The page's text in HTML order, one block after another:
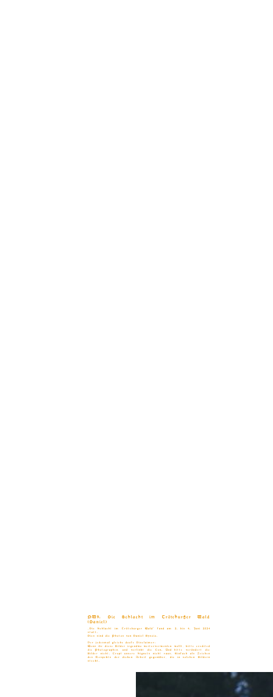
PW9: Die Schlacht im Tröteburger Wald
(Daniel)
„Die Schlacht im Tröteburger Wald“ fand am 2. bis 4. Juni 2024
statt.
Dies sind die Photos von Daniel Byszio.
Der jedesmal gleiche doofe Disclaimer:
Wenn ihr diese Bilder irgendwo weiterverwenden wollt, bitte credited
die Photographen, und verlinkt die Con. Und bitte verändert die
Bilder nicht. Cropt unsere Signets nicht raus. Einfach als Zeichen
des Respekts der dicken Arbeit gegenüber, die in solchen Bildern
steckt.